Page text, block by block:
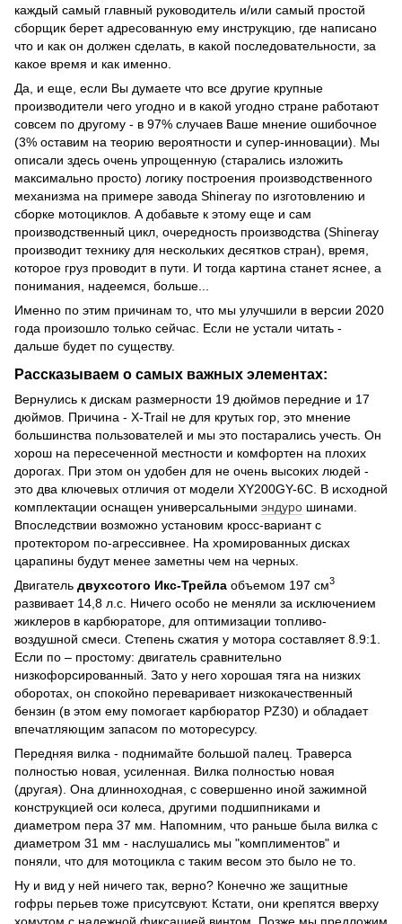
каждый самый главный руководитель и/или самый простой
сборщик берет адресованную ему инструкцию, где написано
что и как он должен сделать, в какой последовательности, за
какое время и как именно.
Да, и еще, если Вы думаете что все другие крупные
производители чего угодно и в какой угодно стране работают
совсем по другому - в 97% случаев Ваше мнение ошибочное
(3% оставим на теорию вероятности и супер-инновации). Мы
описали здесь очень упрощенную (старались изложить
максимально просто) логику построения производственного
механизма на примере завода Shineray по изготовлению и
сборке мотоциклов. А добавьте к этому еще и сам
производственный цикл, очередность производства (Shineray
производит технику для нескольких десятков стран), время,
которое груз проводит в пути. И тогда картина станет яснее, а
понимания, надеемся, больше...
Именно по этим причинам то, что мы улучшили в версии 2020
года произошло только сейчас. Если не устали читать -
дальше будет по существу.
Рассказываем о самых важных элементах:
Вернулись к дискам размерности 19 дюймов передние и 17
дюймов. Причина - X-Trail не для крутых гор, это мнение
большинства пользователей и мы это постарались учесть. Он
хорош на пересеченной местности и комфортен на плохих
дорогах. При этом он удобен для не очень высоких людей -
это два ключевых отличия от модели XY200GY-6C. В исходной
комплектации оснащен универсальными эндуро шинами.
Впоследствии возможно установим кросс-вариант с
протектором по-агрессивнее. На хромированных дисках
царапины будут менее заметны чем на черных.
Двигатель двухсотого Икс-Трейла объемом 197 см3
развивает 14,8 л.с. Ничего особо не меняли за исключением
жиклеров в карбюраторе, для оптимизации топливо-
воздушной смеси. Степень сжатия у мотора составляет 8.9:1.
Если по – простому: двигатель сравнительно
низкофорсированный. Зато у него хорошая тяга на низких
оборотах, он спокойно переваривает низкокачественный
бензин (в этом ему помогает карбюратор PZ30) и обладает
впечатляющим запасом по моторесурсу.
Передняя вилка - поднимайте большой палец. Траверса
полностью новая, усиленная. Вилка полностью новая
(другая). Она длинноходная, с совершенно иной зажимной
конструкцией оси колеса, другими подшипниками и
диаметром пера 37 мм. Напомним, что раньше была вилка с
диаметром 31 мм - наслушались мы "комплиментов" и
поняли, что для мотоцикла с таким весом это было не то.
Ну и вид у ней ничего так, верно? Конечно же защитные
гофры перьев тоже присутсвуют. Кстати, они крепятся вверху
хомутом с надежной фиксацией винтом. Позже мы предложим